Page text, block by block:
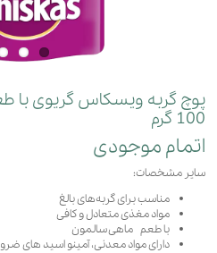
پوچ گربه ویسکاس گریوی با
100 گرم
اتمام موجودی
سایر مشخصات:
مناسب برای گربه‌های بالغ
مواد مغذی متعادل و کافی
با طعم ماهی سالمون
دارای مواد معدنی، آمینو اسید های